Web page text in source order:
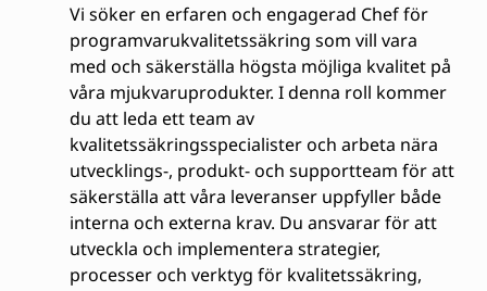
Vi söker en erfaren och engagerad Chef för
programvarukvalitetssäkring som vill vara
med och säkerställa högsta möjliga kvalitet på
våra mjukvaruprodukter. I denna roll kommer
du att leda ett team av
kvalitetssäkringsspecialister och arbeta nära
utvecklings-, produkt- och supportteam för att
säkerställa att våra leveranser uppfyller både
interna och externa krav. Du ansvarar för att
utveckla och implementera strategier,
processer och verktyg för kvalitetssäkring,